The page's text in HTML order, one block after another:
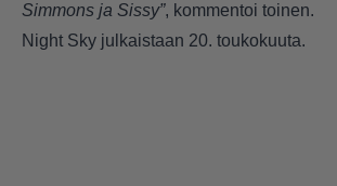
Simmons ja Sissy”, kommentoi toinen.
Night Sky julkaistaan 20. toukokuuta.